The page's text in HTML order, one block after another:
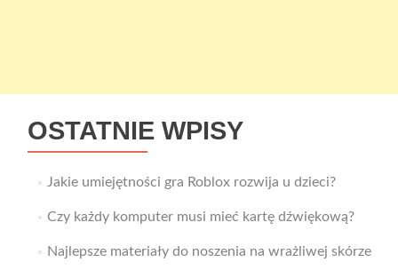
OSTATNIE WPISY
Jakie umiejętności gra Roblox rozwija u dzieci?
Czy każdy komputer musi mieć kartę dźwiękową?
Najlepsze materiały do noszenia na wrażliwej skórze